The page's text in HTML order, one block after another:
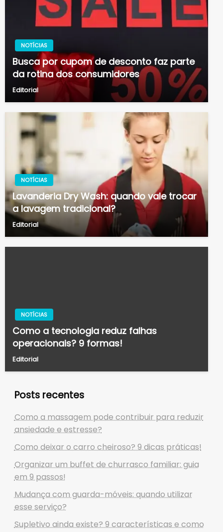
NOTÍCIAS
Busca por cupom de desconto faz parte
da rotina dos consumidores
Editorial
NOTÍCIAS
Lavanderia Dry Wash: quando vale trocar
a lavagem tradicional?
Editorial
NOTÍCIAS
Como a tecnologia reduz falhas
operacionais? 9 formas!
Editorial
Posts recentes
Como a massagem pode contribuir para reduzir
ansiedade e estresse?
Como deixar o carro cheiroso? 9 dicas práticas!
Organizar um buffet de churrasco familiar: guia
em 9 passos!
Mudança com guarda-móveis: quando utilizar
esse serviço?
Supletivo ainda existe? 9 características e como